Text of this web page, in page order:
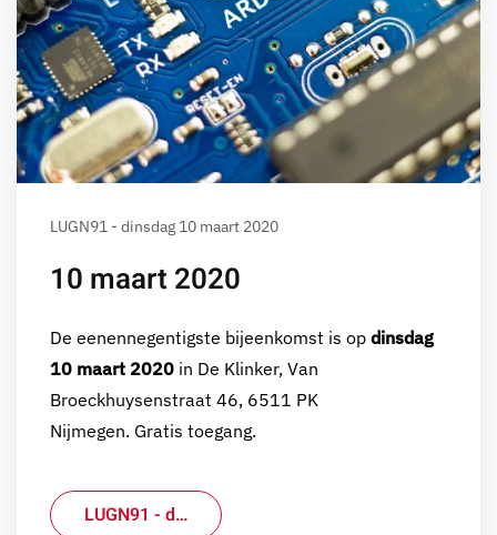
LUGN91 - dinsdag 10 maart 2020
10 maart 2020
De eenennegentigste bijeenkomst is op dinsdag
10 maart 2020 in De Klinker, Van
Broeckhuysenstraat 46, 6511 PK
Nijmegen. Gratis toegang.
LUGN91 - d…